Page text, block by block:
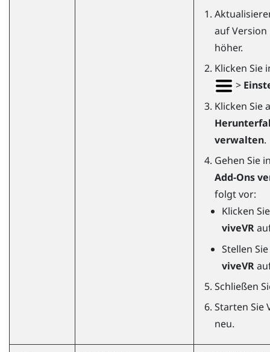
auf Version
höher.
Klicken Sie
>
Klicken Sie
verwalten.
Gehen Sie
Add-Ons
folgt vor:
Klicken
viveVR
Stellen
viveVR
Schließen
Starten Sie
neu.